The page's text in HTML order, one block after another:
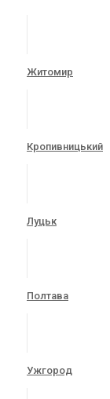
Житомир
Кропивницький
Луцьк
Полтава
Ужгород